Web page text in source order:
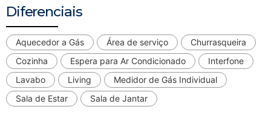
Diferenciais
Aquecedor a Gás Área de serviço
Churrasqueira
Cozinha
Espera para Ar Condicionado
Interfone
Lavabo
Living
Medidor de Gás Individual
Sala de Estar
Sala de Jantar